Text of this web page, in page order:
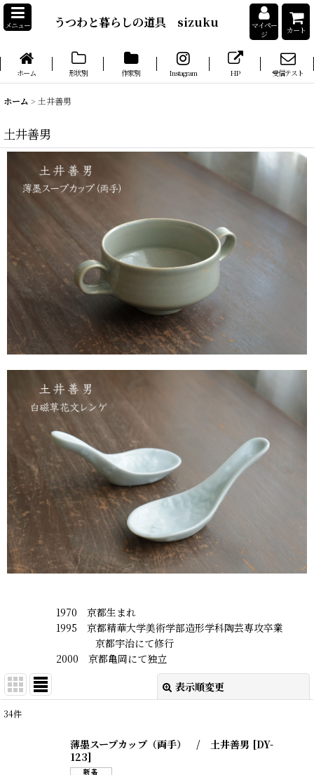
メニュー うつわと暮らしの道具 sizuku
マイペー
ジ
カート
ホーム 形状別 作家別 Instagram HP 受信テスト
ホーム > 土井善男
土井善男
1970 京都生まれ
1995 京都精華大学美術学部造形学科陶芸専攻卒業
京都宇治にて修行
2000 京都亀岡にて独立
表示順変更
34件
薄墨スープカップ（両手） / 土井善男 [DY-
123]